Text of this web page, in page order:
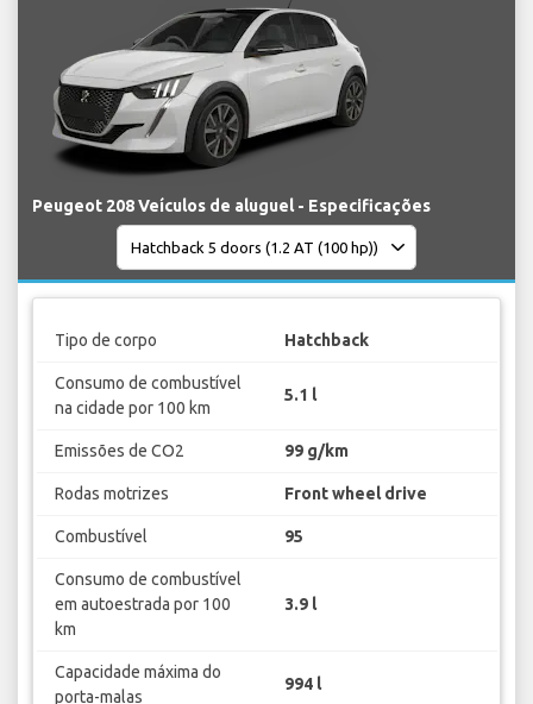
Peugeot 208 Veículos de aluguel - Especificações
Tipo de corpo Hatchback
Consumo de combustível
na cidade por 100 km
5.1 l
Emissões de CO2 99 g/km
Rodas motrizes Front wheel drive
Combustível 95
Consumo de combustível
em autoestrada por 100
km
3.9 l
Capacidade máxima do
porta-malas
994 l